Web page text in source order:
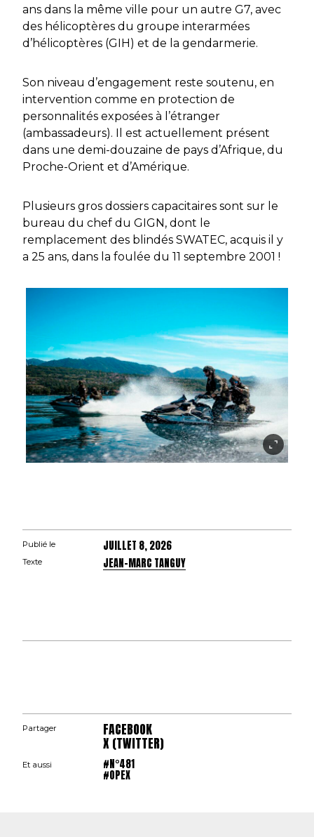
ans dans la même ville pour un autre G7, avec
des hélicoptères du groupe interarmées
d’hélicoptères (GIH) et de la gendarmerie.
Son niveau d’engagement reste soutenu, en
intervention comme en protection de
personnalités exposées à l’étranger
(ambassadeurs). Il est actuellement présent
dans une demi-douzaine de pays d’Afrique, du
Proche-Orient et d’Amérique.
Plusieurs gros dossiers capacitaires sont sur le
bureau du chef du GIGN, dont le
remplacement des blindés SWATEC, acquis il y
a 25 ans, dans la foulée du 11 septembre 2001 !
Publié le JUILLET 8, 2026
Texte JEAN-MARC TANGUY
Partager FACEBOOK
X (TWITTER)
Et aussi #N°481
#OPEX